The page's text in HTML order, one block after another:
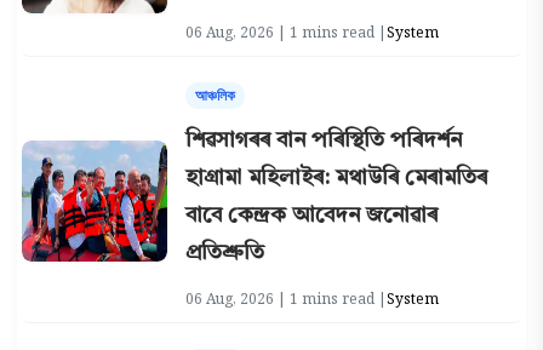
06 Aug, 2026 | 1 mins read |System
আঞ্চলিক
শিৱসাগৰৰ বান পৰিস্থিতি পৰিদৰ্শন
হাগ্ৰামা মহিলাইৰ: মথাউৰি মেৰামতিৰ
বাবে কেন্দ্ৰক আবেদন জনোৱাৰ
প্ৰতিশ্ৰুতি
06 Aug, 2026 | 1 mins read |System